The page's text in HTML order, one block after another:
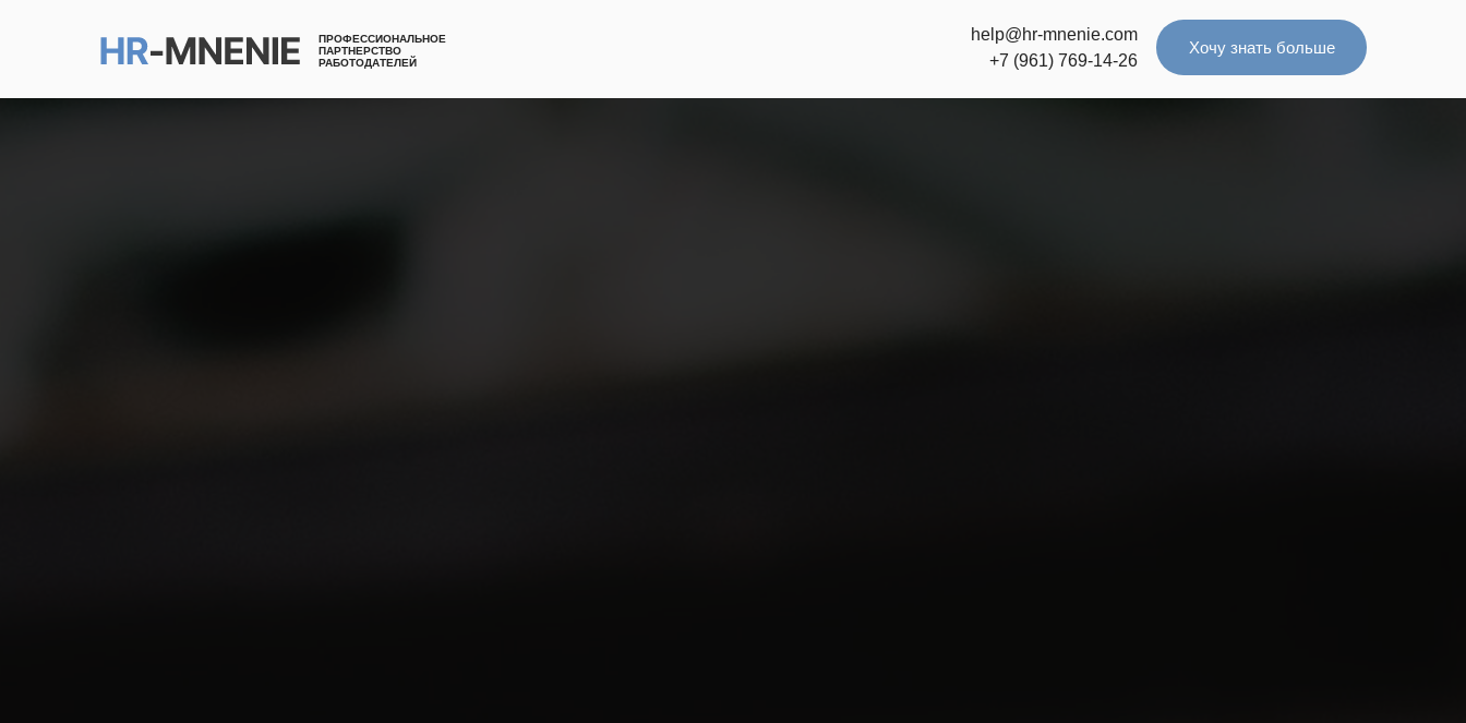
+7 (961) 769-14-26
help@hr-mnenie.com
Хочу знать больше
ПРОФЕССИОНАЛЬНОЕ
ПАРТНЕРСТВО
РАБОТОДАТЕЛЕЙ